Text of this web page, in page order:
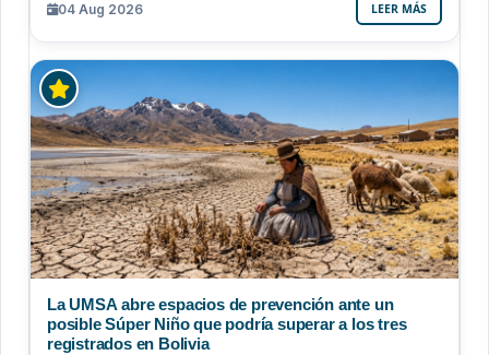
04 Aug 2026 LEER MÁS
La UMSA abre espacios de prevención ante un
posible Súper Niño que podría superar a los tres
registrados en Bolivia